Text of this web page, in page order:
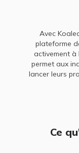
Avec
plateforme
activement à
permet aux
lancer leurs
Ce